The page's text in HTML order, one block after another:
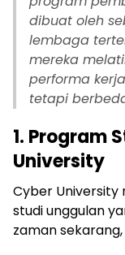
dibuat oleh
lembaga
mereka
performa
tetapi
1. Program
University
Cyber
studi unggulan
zaman